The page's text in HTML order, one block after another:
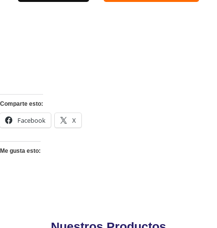
Comparte esto:
Facebook X
Me gusta esto: